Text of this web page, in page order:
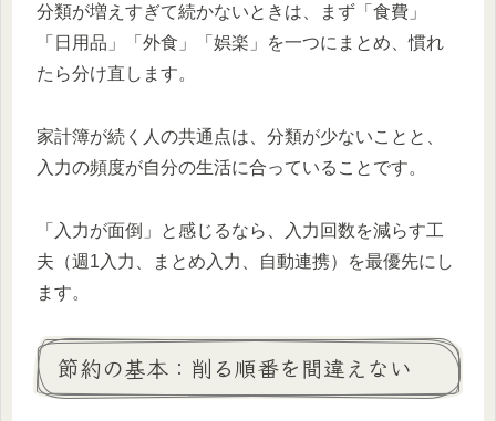
分類が増えすぎて続かないときは、まず「食費」
「日用品」「外食」「娯楽」を一つにまとめ、慣れ
たら分け直します。
家計簿が続く人の共通点は、分類が少ないことと、
入力の頻度が自分の生活に合っていることです。
「入力が面倒」と感じるなら、入力回数を減らす工
夫（週1入力、まとめ入力、自動連携）を最優先にし
ます。
節約の基本：削る順番を間違えない